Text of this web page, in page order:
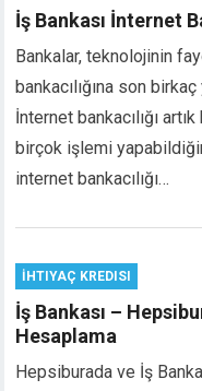
İş Bankası İnternet
Bankalar, teknolojinin
bankacılığına son
İnternet bankacılığı
birçok işlemi
internet bankacılığı…
İHTIYAÇ KREDISI
İş Bankası –
Hesaplama
Hepsiburada ve İş